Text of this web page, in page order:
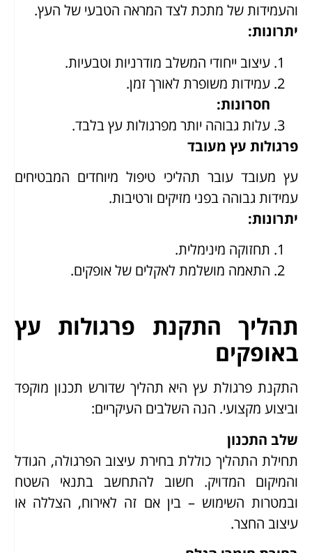
והעמידות של מתכת לצד המראה הטבעי של העץ.
יתרונות:
עיצוב ייחודי המשלב מודרניות וטבעיות.
עמידות משופרת לאורך זמן.
חסרונות:
עלות גבוהה יותר מפרגולות עץ בלבד.
פרגולות עץ מעובד
עץ מעובד עובר תהליכי טיפול מיוחדים המבטיחים
עמידות גבוהה בפני מזיקים ורטיבות.
יתרונות:
תחזוקה מינימלית.
התאמה מושלמת לאקלים של אופקים.
תהליך התקנת פרגולות עץ
באופקים
התקנת פרגולת עץ היא תהליך שדורש תכנון מוקפד
וביצוע מקצועי. הנה השלבים העיקריים:
שלב התכנון
תחילת התהליך כוללת בחירת עיצוב הפרגולה, הגודל
והמיקום המדויק. חשוב להתחשב בתנאי השטח
ובמטרות השימוש – בין אם זה לאירוח, הצללה או
עיצוב החצר.